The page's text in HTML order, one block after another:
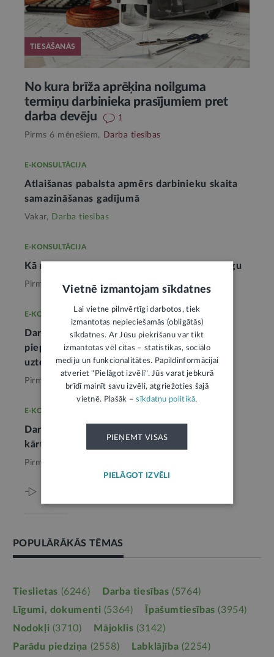
TIESĀŠANĀS
No kura brīža aprēķina noilguma
termiņu darbinieka prasījumiem pret
darba devēju
1
Pirms 6 mēnešiem, Darba tiesības
E-KONSULTĀCIJA
Atlaišanas pabalsta apmērs darbinieku skaita
samazināšanas gadījumā
Vakar, Darba tiesības
E-KONSULTĀCIJA
Kā risināms strīds par neizmaksātu darba algu
Pirms 4 nedēļām, Darba tiesības
E-KONSULTĀCIJA
Darbiniekam nav pēc darba devēja
pieprasījuma jāiesniedz darba līguma
uzteikums
1
Pirms mēneša, Darba tiesības
E-KONSULTĀCIJA
Darba laiku nosaka darba līgumā, darba
kārtības noteikumos, maiņu grafikos
Pirms 3 mēnešiem,
POPULĀRĀKĀS TĒMAS
Tieslietas (6246) Darba tiesības (5764)
Līgumi, dokumenti (5364) Īpašumtiesības (3954)
Nodokļi (3710) Mājoklis (3142)
Parādu piedziņa (2558) Labklājība (2254)
Vietnē izmantojam sīkdatnes
Lai vietne pilnvērtīgi darbotos, tiek
izmantotas nepieciešamās (obligātās)
sīkdatnes. Ar Jūsu piekrišanu var tikt
izmantotas vēl citas – statistikas, sociālo
mediju un funkcionalitātes. Papildinformācijai
atveriet "Pielāgot izvēli". Jūs varat jebkurā
brīdī mainīt savu izvēli, atgriežoties šajā
vietnē. Plašāk –sīkdatņu politikā.
PIEŅEMT VISAS
PIELĀGOT IZVĒLI